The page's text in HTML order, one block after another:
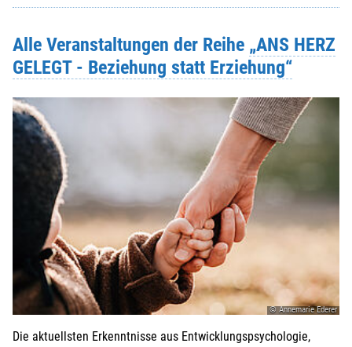
Alle Veranstaltungen der Reihe „ANS HERZ
GELEGT - Beziehung statt Erziehung“
© Annemarie Ederer
Die aktuellsten Erkenntnisse aus Entwicklungspsychologie,